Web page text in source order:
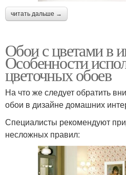
читать дальше →
Обои с цветами в
Особенности
цветочных обоев
На что же следует обратить
обои в дизайне домашних
Специалисты рекомендуют
несложных правил: